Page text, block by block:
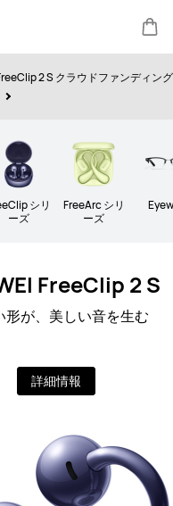
カ
ト
2 S クラウドファンディン
シリ
ーズ
FreeArc シリ
ーズ
FreeClip 2 S
形が、美しい音を生む
詳細情報